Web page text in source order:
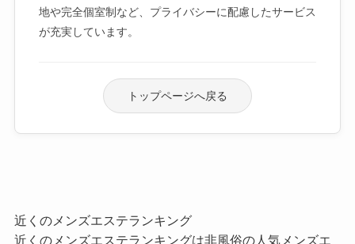
地や完全個室制など、プライバシーに配慮したサービス
が充実しています。
トップページへ戻る
近くのメンズエステランキング
近くのメンズエステランキングは非風俗の人気メンズエ